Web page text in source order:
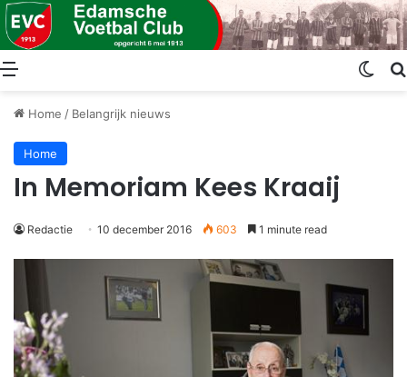
Menu
Home / Belangrijk nieuws
Home
In Memoriam Kees Kraaij
Redactie 10 december 2016 603 1 minute read